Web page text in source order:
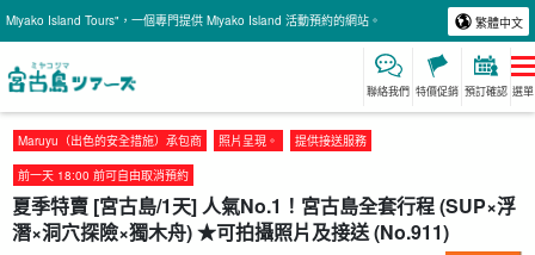
Miyako Island Tours"，一個專門提供 Miyako Island 活動預約的網站。 繁體中文
聯絡我們 特價促銷 預訂確認 選單
Maruyu（出色的安全措施）承包商 照片呈現。 提供接送服務
前一天 18:00 前可自由取消預約
夏季特賣 [宮古島/1天] 人氣No.1！宮古島全套行程 (SUP×浮
潛×洞穴探險×獨木舟) ★可拍攝照片及接送 (No.911)